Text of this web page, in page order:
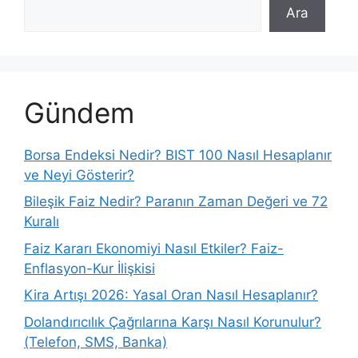
Ara
Gündem
Borsa Endeksi Nedir? BIST 100 Nasıl Hesaplanır
ve Neyi Gösterir?
Bileşik Faiz Nedir? Paranın Zaman Değeri ve 72
Kuralı
Faiz Kararı Ekonomiyi Nasıl Etkiler? Faiz-
Enflasyon-Kur İlişkisi
Kira Artışı 2026: Yasal Oran Nasıl Hesaplanır?
Dolandırıcılık Çağrılarına Karşı Nasıl Korunulur?
(Telefon, SMS, Banka)